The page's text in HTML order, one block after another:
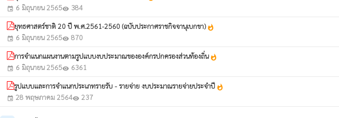
event 6 มิถุนายน 2565visibility 384
ยุทธศาสตร์ชาติ 20 ปี พ.ศ.2561-2560 (ฉบับประกาศราชกิจจานุเบกขา)whatshot
event 6 มิถุนายน 2565visibility 870
การจำแนกแผนงานตามรูปแบบงบประมาณขององค์กรปกครองส่วนท้องถิ่นwhatshot
event 6 มิถุนายน 2565visibility 6361
รูปแบบและการจำแนกประเภทรายรับ - รายจ่าย งบประมาณรายจ่ายประจำปี whatshot
event 28 พฤษภาคม 2564visibility 237